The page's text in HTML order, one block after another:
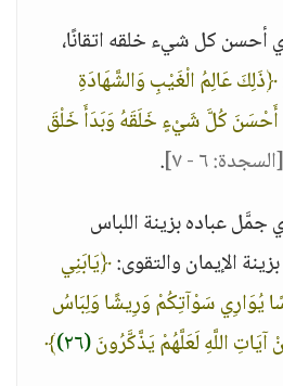
أحسن كل شيء خلقه اتقانًا،
﴿ذَلِكَ عَالِمُ الْغَيْبِ وَالشَّهَادَةِ
أَحْسَنَ كُلَّ شَيْءٍ خَلَقَهُ وَبَدَأَ خَلْقَ
[السجدة: ٦ - ٧]
.
عباده بزينة اللباس
الإيمان والتقوى:﴿يَابَنِي
يُوَارِي سَوْآتِكُمْ وَرِيشًا وَلِبَاسُ
اللَّهِ لَعَلَّهُمْ يَذَّكَّرُونَ(٢٦)
﴾